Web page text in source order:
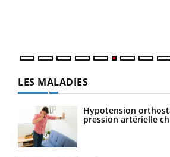
LES MALADIES
Hypotension
pression artérielle